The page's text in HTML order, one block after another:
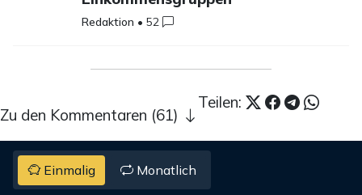
Redaktion •52
Teilen:
Zu den Kommentaren (61)
Einmalig Monatlich